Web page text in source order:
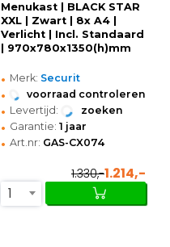
Menukast | BLACK STAR
XXL | Zwart | 8x A4 |
Verlicht | Incl. Standaard
| 970x780x1350(h)mm
• Merk: Securit
• voorraad controleren
• Levertijd: zoeken
• Garantie: 1 jaar
• Art.nr: GAS-CX074
1.330,-1.214,-
1